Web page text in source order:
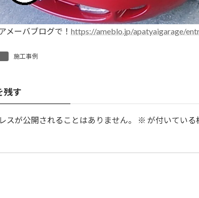
メーバブログで！ https://ameblo.jp/apatyaigarage/
施工事例
残す
スが公開されることはありません。 ※ が付いている